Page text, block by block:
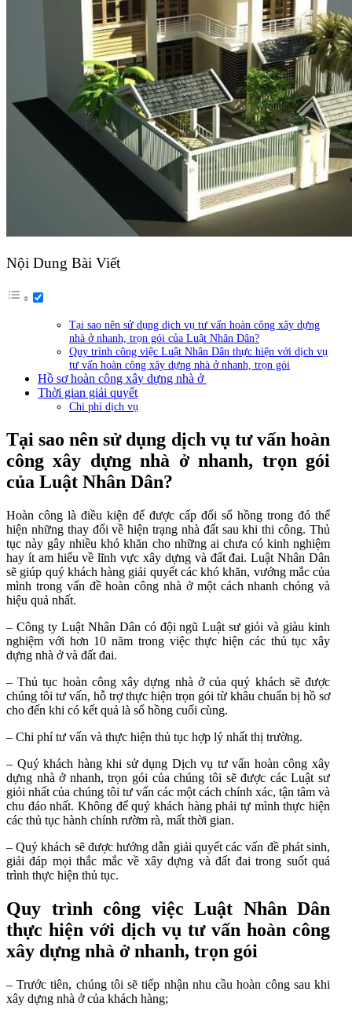
Nội Dung Bài Viết
Tại sao nên sử dụng dịch vụ tư vấn hoàn công xây dựng
nhà ở nhanh, trọn gói của Luật Nhân Dân?
Quy trình công việc Luật Nhân Dân thực hiện với dịch vụ
tư vấn hoàn công xây dựng nhà ở nhanh, trọn gói
Hồ sơ hoàn công xây dựng nhà ở
Thời gian giải quyết
Chi phí dịch vụ
Tại sao nên sử dụng dịch vụ tư vấn hoàn
công xây dựng nhà ở nhanh, trọn gói
của Luật Nhân Dân?
Hoàn công là điều kiện để được cấp đổi sổ hồng trong đó thể
hiện những thay đổi về hiện trạng nhà đất sau khi thi công. Thủ
tục này gây nhiều khó khăn cho những ai chưa có kinh nghiệm
hay ít am hiểu về lĩnh vực xây dựng và đất đai. Luật Nhân Dân
sẽ giúp quý khách hàng giải quyết các khó khăn, vướng mắc của
mình trong vấn đề hoàn công nhà ở một cách nhanh chóng và
hiệu quả nhất.
– Công ty Luật Nhân Dân có đội ngũ Luật sư giỏi và giàu kinh
nghiệm với hơn 10 năm trong việc thực hiện các thủ tục xây
dựng nhà ở và đất đai.
– Thủ tục hoàn công xây dựng nhà ở của quý khách sẽ được
chúng tôi tư vấn, hỗ trợ thực hiện trọn gói từ khâu chuẩn bị hồ sơ
cho đến khi có kết quả là sổ hồng cuối cùng.
– Chi phí tư vấn và thực hiện thủ tục hợp lý nhất thị trường.
– Quý khách hàng khi sử dụng Dịch vụ tư vấn hoàn công xây
dựng nhà ở nhanh, trọn gói của chúng tôi sẽ được các Luật sư
giỏi nhất của chúng tôi tư vấn các một cách chính xác, tận tâm và
chu đáo nhất. Không để quý khách hàng phải tự mình thực hiện
các thủ tục hành chính rườm rà, mất thời gian.
– Quý khách sẽ được hướng dẫn giải quyết các vấn đề phát sinh,
giải đáp mọi thắc mắc về xây dựng và đất đai trong suốt quá
trình thực hiện thủ tục.
Quy trình công việc Luật Nhân Dân
thực hiện với dịch vụ tư vấn hoàn công
xây dựng nhà ở nhanh, trọn gói
– Trước tiên, chúng tôi sẽ tiếp nhận nhu cầu hoàn công sau khi
xây dựng nhà ở của khách hàng;